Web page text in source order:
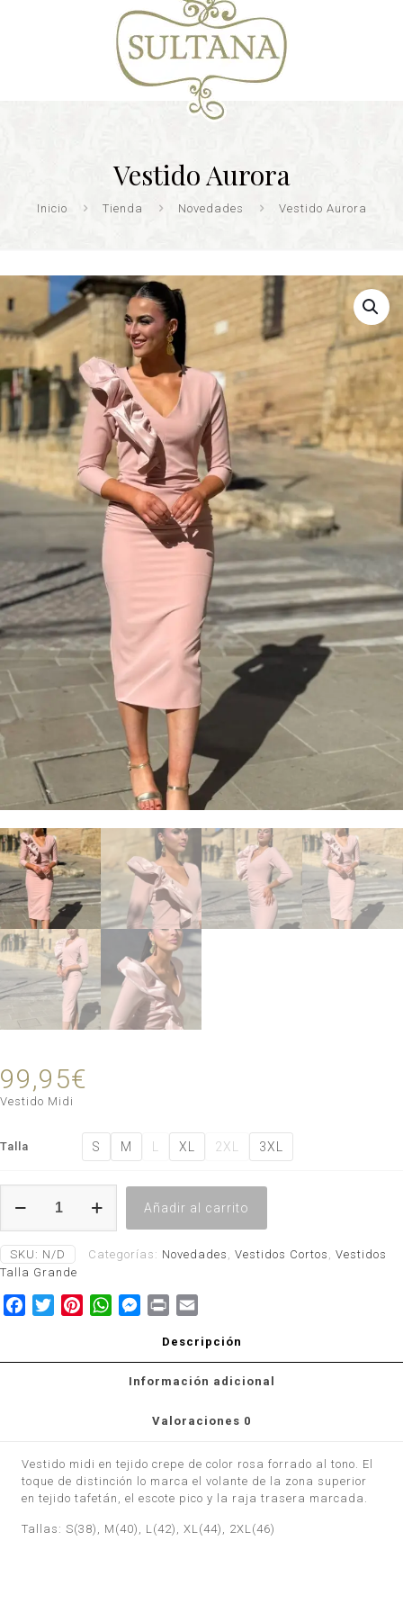
Vestido Aurora
Inicio Tienda Novedades Vestido Aurora
99,95€
Vestido Midi
Talla S M XL 2XL 3XL
Aurora
Añadir al carrito
SKU: N/D Categorías: Novedades Vestidos Cortos
Vestidos
Talla Grande
Facebook
TwitterPinterestWhatsApp
Messenger
Print
Descripción
Información adicional
Valoraciones 0
Vestido midi en tejido crepe de color rosa forrado al tono. El
toque de distinción lo marca el volante de la zona superior
en tejido tafetán, el escote pico y la raja trasera marcada.
Tallas: S(38), M(40), L(42), XL(44), 2XL(46)